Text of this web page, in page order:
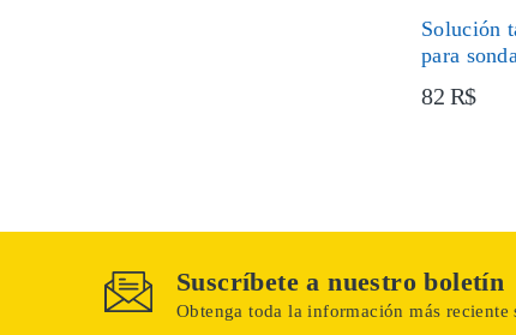
Solución
para
82 R$
Suscríbete a nuestro boletín
Obtenga toda la información más reciente